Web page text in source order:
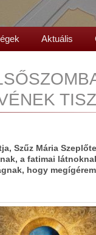
Aktuális
Szűz Mária
a fatimai
hogy